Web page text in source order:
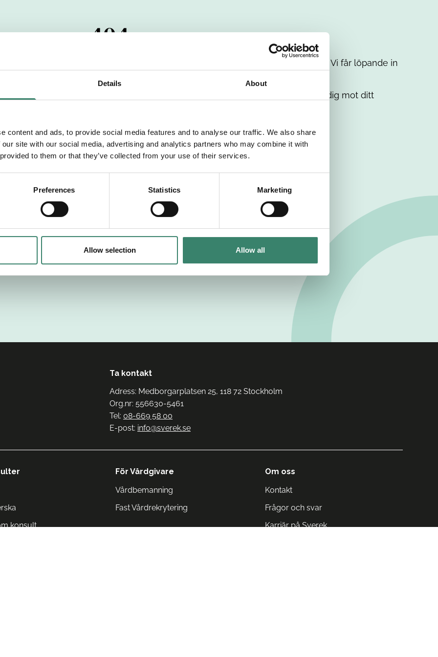
Details About
content and ads, to provide social media features and to analyse our traffic. We also share
site with our social media, advertising and analytics partners who may combine it with
to them or that they’ve collected from your use of their services.
Preferences Statistics Marketing
Allow selection Allow all
404
har passerats. Vi uppskattar verkligen ditt intresse. Misströsta inte. Vi får löpande in
dig med mer information om våra aktuella uppdrag. Tillsammans matchar vi dig mot ditt
Tillbaka till Sverek
Ta kontakt
Adress: Medborgarplatsen 25, 118 72 Stockholm
Org.nr: 556630-5461
Tel: 08-669 58 00
E-post: info@sverek.se
konsult
För Vårdgivare
Vårdbemanning
Fast Vårdrekrytering
Om oss
Kontakt
Frågor och svar
Karriär på Sverek